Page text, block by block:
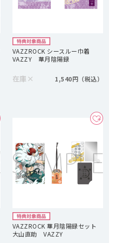
VAZZROCK シースルー巾着
VAZZY 華月陰陽録
在庫 × 1,540円
VAZZROCK 華月陰陽録セット
大山直助 VAZZY